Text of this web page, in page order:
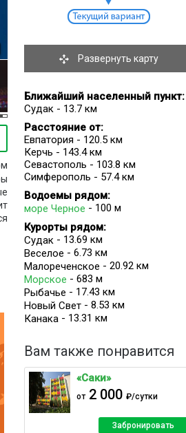
Развернуть карту
Ближайший населенный пункт:
Судак - 13.7 км
Расстояние от:
Евпатория - 120.5 км
Керчь - 143.4 км
Севастополь - 103.8 км
Симферополь - 57.4 км
Водоемы рядом:
море Черное - 100 м
Курорты рядом:
Судак - 13.69 км
Веселое - 6.73 км
Малореченское - 20.92 км
Морское - 683 м
Рыбачье - 17.43 км
Новый Свет - 8.53 км
Канака - 13.31 км
Вам также понравится
«Саки»
от2 000 ₽/сутки
Забронировать